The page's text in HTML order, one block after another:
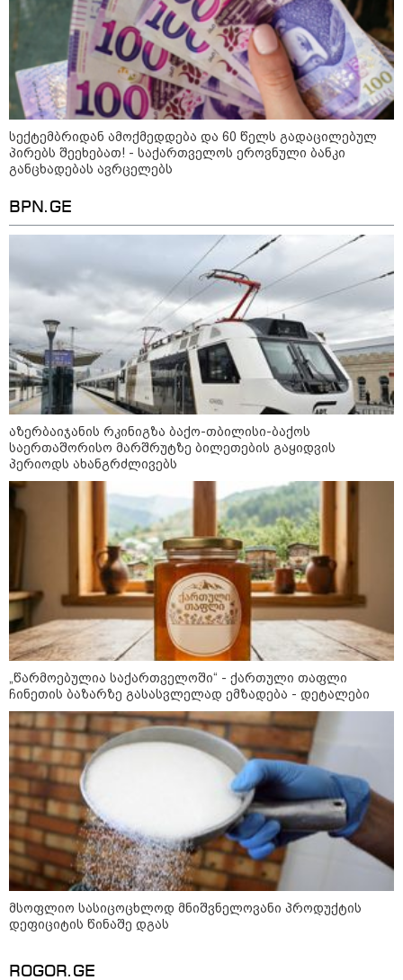
წელიწადნახევარში საქართველოში 164
ადამიანი დაიკარგა - 57 პირს ამ დრომდე
ეძებენ
18:51 / 08-08-2026
"ზურგს უკან ლაჩრულად
მომეპარნენ და თავს დამესხნენ
- ასფალტზე თავი მრავალჯერ
გაუსწორდნენ?
18:11 / 08-08-2026
"ფოტოსურათი, რომელზეც
ახლა ვისაუბრებ, ნია იმნაძის
ერთ-ერთმა მეგობარმა
გამომიგზავნა..." - ეკა კუპატაძე
17:01 / 08-08-2026
"პროკურატურის მიერ გია
ბარამიძის მიმართ დაწყებულ
საქმეს მინდა გამოვეხმაურო" -
იაგო ხვიჩია განცხადებას
ავრცელებს
16:41 / 08-08-2026
"კაპროვანში ზღვამ კიდევ ერთი
ჭურვი გამორიყა, ადგილზე
მობილიზებულია პოლიცია და
სამაშველო" - რას წერს და რა
კადრებს აქვეყნებს თათია
ნიკოლაშვილი?
კატეგორიის ყველა სიახლე
მკითხველის რჩევით
19:32 / 08-08-2026
მოღალატეობრივი
სექტემბრიდან ამოქმედდება და 60 წელს გადაცილებულ
პირებს შეეხებათ! - საქართველოს ეროვნული ბანკი
განცხადებას ავრცელებს
BPN.GE
აზერბაიჯანის რკინიგზა ბაქო-თბილისი-ბაქოს
საერთაშორისო მარშრუტზე ბილეთების გაყიდვის
პერიოდს ახანგრძლივებს
„წარმოებულია საქართველოში“ - ქართული თაფლი
ჩინეთის ბაზარზე გასასვლელად ემზადება - დეტალები
მსოფლიო სასიცოცხლოდ მნიშვნელოვანი პროდუქტის
დეფიციტის წინაშე დგას
ROGOR.GE